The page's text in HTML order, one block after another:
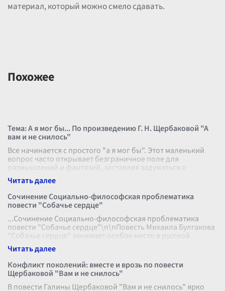
материал, который можно смело сдавать.
Похожее
Тема: А я мог бы... По произведению Г. Н. Щербаковой "А
вам и не снилось"
Все начинается с простого "а я мог бы". Этот маленький
вопрос часто открывает безграничное поле для
размышлений и фантазий, заставляя задуматься о
непроизведенном выборе и неисполь
Сочинение Социально-философская проблематика
повести "Собачье сердце"
...Сочинение Социально-философская проблематика
повести "Собачье сердце"\n\nПовесть Михаила Булгакова
"Собачье сердце" занимает особое место в русской
литературе XX века. Этот шеде
Конфликт поколений: вместе и врозь по повести
Щербаковой "Вам и не снилось"
В повести Галины Щербаковой "Вам и не снилось" ярко